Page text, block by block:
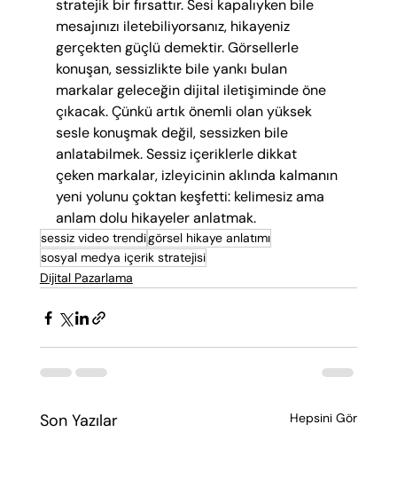
stratejik bir fırsattır. Sesi kapalıyken bile
mesajınızı iletebiliyorsanız, hikayeniz
gerçekten güçlü demektir. Görsellerle
konuşan, sessizlikte bile yankı bulan
markalar geleceğin dijital iletişiminde öne
çıkacak. Çünkü artık önemli olan yüksek
sesle konuşmak değil, sessizken bile
anlatabilmek. Sessiz içeriklerle dikkat
çeken markalar, izleyicinin aklında kalmanın
yeni yolunu çoktan keşfetti: kelimesiz ama
anlam dolu hikayeler anlatmak.
sessiz video trendigörsel hikaye anlatımı
sosyal medya içerik stratejisi
Dijital Pazarlama
Son Yazılar Hepsini Gör